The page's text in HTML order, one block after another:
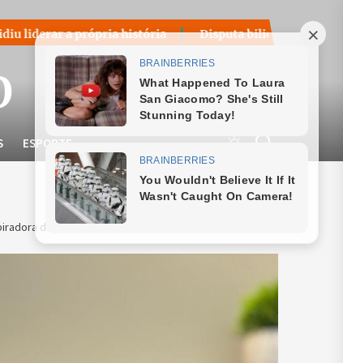
história Disputa bilionária sobre royalties do
ESPORTE
do empresário Bruno Mendes